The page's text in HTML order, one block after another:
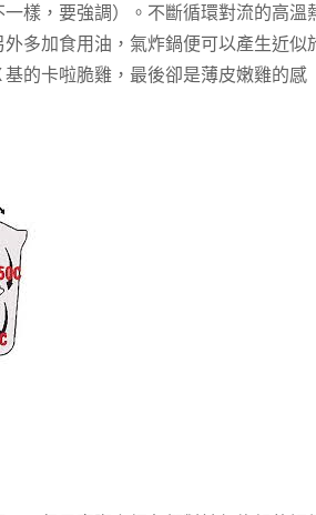
樣，要強調）。不斷循環對流的高溫
多加食用油，氣炸鍋便可以產生近似
的卡啦脆雞，最後卻是薄皮嫩雞的感